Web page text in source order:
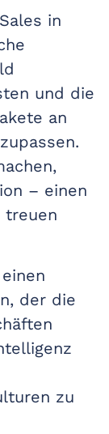
in
und die
an
– einen
treuen
der die
zu